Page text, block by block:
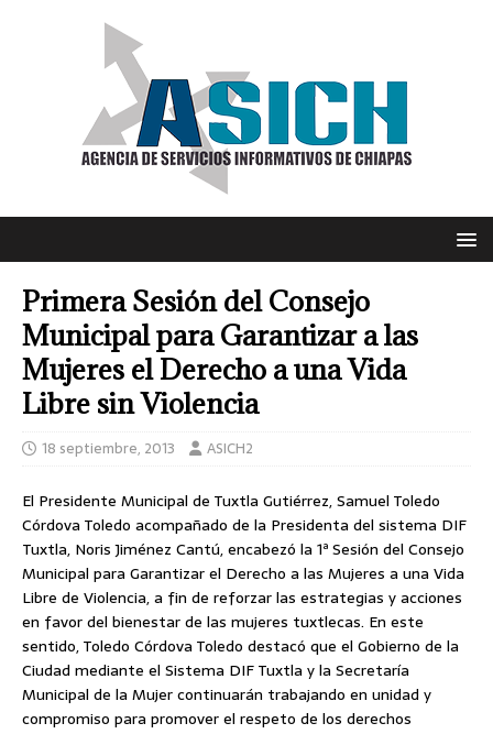
Primera Sesión del Consejo
Municipal para Garantizar a las
Mujeres el Derecho a una Vida
Libre sin Violencia
18 septiembre, 2013 ASICH2
El Presidente Municipal de Tuxtla Gutiérrez, Samuel Toledo
Córdova Toledo acompañado de la Presidenta del sistema DIF
Tuxtla, Noris Jiménez Cantú, encabezó la 1ª Sesión del Consejo
Municipal para Garantizar el Derecho a las Mujeres a una Vida
Libre de Violencia, a fin de reforzar las estrategias y acciones
en favor del bienestar de las mujeres tuxtlecas. En este
sentido, Toledo Córdova Toledo destacó que el Gobierno de la
Ciudad mediante el Sistema DIF Tuxtla y la Secretaría
Municipal de la Mujer continuarán trabajando en unidad y
compromiso para promover el respeto de los derechos